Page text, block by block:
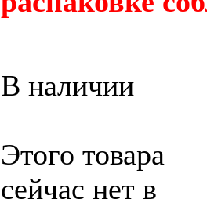
В наличии
Этого товара
сейчас нет в